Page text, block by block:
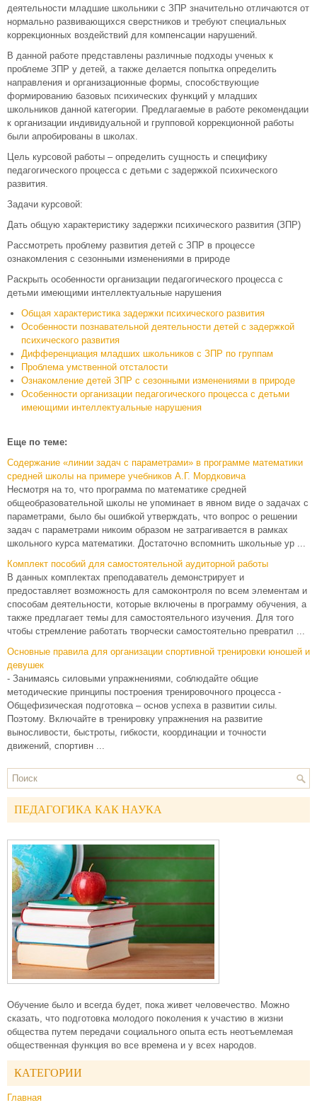
деятельности младшие школьники с ЗПР значительно отличаются от
нормально развивающихся сверстников и требуют специальных
коррекционных воздействий для компенсации нарушений.
В данной работе представлены различные подходы ученых к
проблеме ЗПР у детей, а также делается попытка определить
направления и организационные формы, способствующие
формированию базовых психических функций у младших
школьников данной категории. Предлагаемые в работе рекомендации
к организации индивидуальной и групповой коррекционной работы
были апробированы в школах.
Цель курсовой работы – определить сущность и специфику
педагогического процесса с детьми с задержкой психического
развития.
Задачи курсовой:
Дать общую характеристику задержки психического развития (ЗПР)
Рассмотреть проблему развития детей с ЗПР в процессе
ознакомления с сезонными изменениями в природе
Раскрыть особенности организации педагогического процесса с
детьми имеющими интеллектуальные нарушения
Общая характеристика задержки психического развития
Особенности познавательной деятельности детей с задержкой
психического развития
Дифференциация младших школьников с ЗПР по группам
Проблема умственной отсталости
Ознакомление детей ЗПР с сезонными изменениями в природе
Особенности организации педагогического процесса с детьми
имеющими интеллектуальные нарушения
Еще по теме:
Содержание «линии задач с параметрами» в программе математики
средней школы на примере учебников А.Г. Мордковича
Несмотря на то, что программа по математике средней
общеобразовательной школы не упоминает в явном виде о задачах с
параметрами, было бы ошибкой утверждать, что вопрос о решении
задач с параметрами никоим образом не затрагивается в рамках
школьного курса математики. Достаточно вспомнить школьные ур ...
Комплект пособий для самостоятельной аудиторной работы
В данных комплектах преподаватель демонстрирует и
предоставляет возможность для самоконтроля по всем элементам и
способам деятельности, которые включены в программу обучения, а
также предлагает темы для самостоятельного изучения. Для того
чтобы стремление работать творчески самостоятельно превратил ...
Основные правила для организации спортивной тренировки юношей и
девушек
- Занимаясь силовыми упражнениями, соблюдайте общие
методические принципы построения тренировочного процесса -
Общефизическая подготовка – основ успеха в развитии силы.
Поэтому. Включайте в тренировку упражнения на развитие
выносливости, быстроты, гибкости, координации и точности
движений, спортивн ...
ПЕДАГОГИКА КАК НАУКА
Обучение было и всегда будет, пока живет человечество. Можно
сказать, что подготовка молодого поколения к участию в жизни
общества путем передачи социального опыта есть неотъемлемая
общественная функция во все времена и у всех народов.
КАТЕГОРИИ
Главная